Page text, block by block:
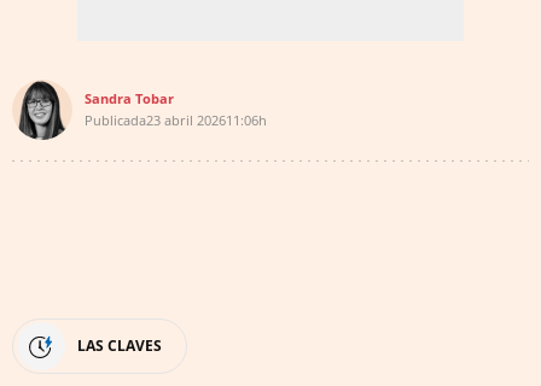
Sandra Tobar
Publicada23 abril 202611:06h
LAS CLAVES